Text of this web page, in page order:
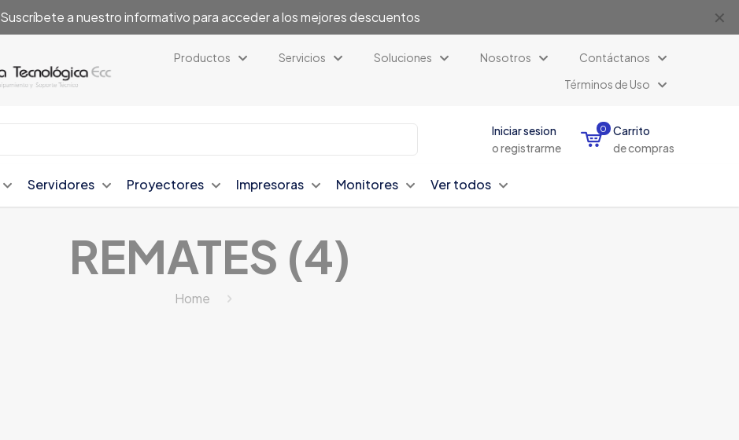
Suscríbete a nuestro informativo para acceder a los mejores descuentos ✕
Productos Servicios Soluciones Nosotros
Contáctanos
Términos de Uso
Iniciar sesion
o registrarme
0
Carrito
de compras
Servidores Proyectores Impresoras Monitores Ver todos
REMATES (4)
Home